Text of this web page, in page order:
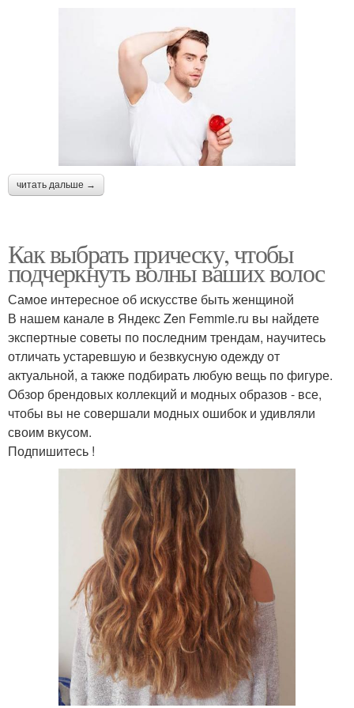
читать дальше →
Как выбрать прическу, чтобы
подчеркнуть волны ваших волос
Самое интересное об искусстве быть женщиной
В нашем канале в Яндекс Zen Femmie.ru вы найдете
экспертные советы по последним трендам, научитесь
отличать устаревшую и безвкусную одежду от
актуальной, а также подбирать любую вещь по фигуре.
Обзор брендовых коллекций и модных образов - все,
чтобы вы не совершали модных ошибок и удивляли
своим вкусом.
Подпишитесь !